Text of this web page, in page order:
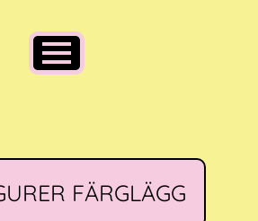
FÄRGLÄGG